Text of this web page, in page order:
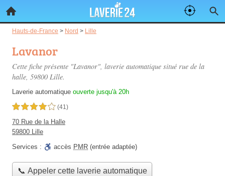
Hauts-de-France > Nord > Lille
Lavanor
Cette fiche présente "Lavanor", laverie automatique situé rue de la
halle, 59800 Lille.
Laverie automatique ouverte jusqu'à 20h
4,0 étoiles sur 5 (41)
70 Rue de la Halle
59800 Lille
Services :
accès PMR (entrée adaptée)
📞 Appeler cette laverie automatique